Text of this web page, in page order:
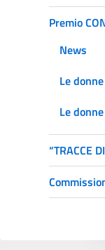
Premio
News
Le
Le
“TRACCE